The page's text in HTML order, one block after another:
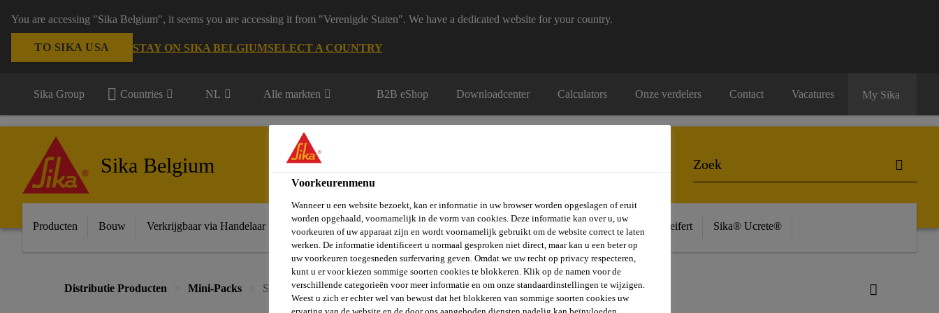
You are accessing "Sika Belgium", it seems you are accessing it from "Verenigde Staten". We have a dedicated website for your country.
TO SIKA USA STAY ON SIKA BELGIUMSELECT A COUNTRY
Sika Group Countries NL Alle markten B2B eShop Downloadcenter Calculators Onze verdelers Contact Vacatures My Sika
Sika Belgium
Producten Bouw Verkrijgbaar via Handelaar Industrie Over Ons Sika at Work Knowledge Center Carrière Seifert Sika® Ucrete®
Distributie Producten Mini-Packs Sika MonoTop®-109 WaterProofing
Voorkeurenmenu
Wanneer u een website bezoekt, kan er informatie in uw browser worden opgeslagen of eruit
worden opgehaald, voornamelijk in de vorm van cookies. Deze informatie kan over u, uw
voorkeuren of uw apparaat zijn en wordt voornamelijk gebruikt om de website correct te laten
werken. De informatie identificeert u normaal gesproken niet direct, maar kan u een beter op
uw voorkeuren toegesneden surfervaring geven. Omdat we uw recht op privacy respecteren,
kunt u er voor kiezen sommige soorten cookies te blokkeren. Klik op de namen voor de
verschillende categorieën voor meer informatie en om onze standaardinstellingen te wijzigen.
Weest u zich er echter wel van bewust dat het blokkeren van sommige soorten cookies uw